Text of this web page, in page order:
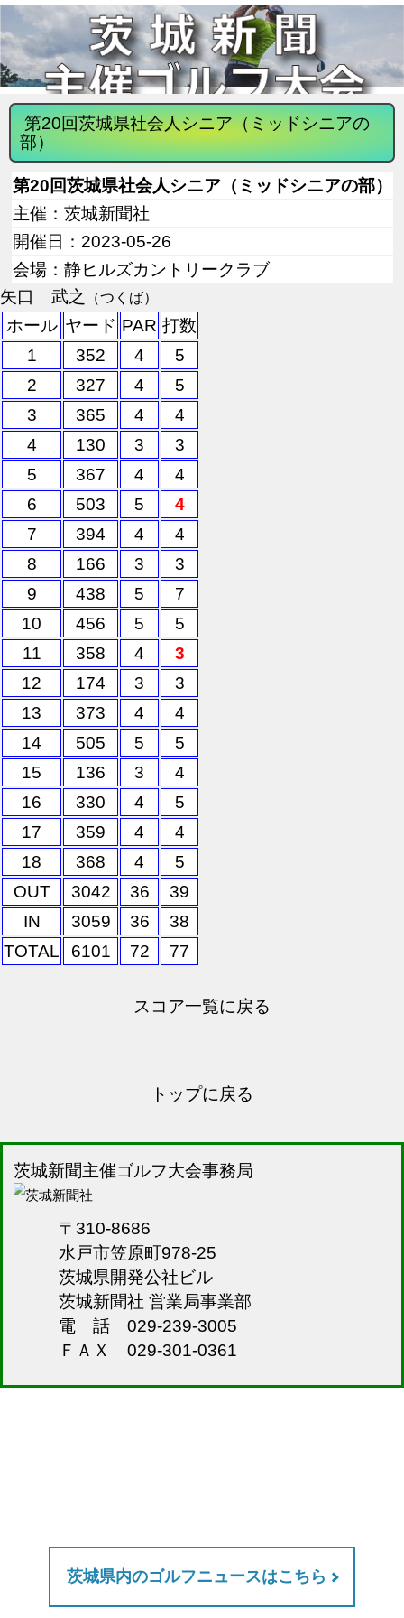
第20回茨城県社会人シニア（ミッドシニアの
部）
第20回茨城県社会人シニア（ミッドシニアの部）
主催：茨城新聞社
開催日：2023-05-26
会場：静ヒルズカントリークラブ
矢口 武之
（つくば）
ホール ヤード PAR 打数
1
352 4
5
2
327 4
5
3
365 4
4
4
130 3
3
5
367 4
4
6
503 5
4
7
394 4
4
8
166 3
3
9
438 5
7
10
456 5
5
11
358 4
3
12
174 3
3
13
373 4
4
14
505 5
5
15
136 3
4
16
330 4
5
17
359 4
4
18
368 4
5
OUT
3042 36
39
IN
3059 36
38
TOTAL
6101 72 77
スコア一覧に戻る
トップに戻る
茨城新聞主催ゴルフ大会事務局
〒310-8686
水戸市笠原町978-25
茨城県開発公社ビル
茨城新聞社 営業局事業部
電 話 029-239-3005
ＦＡＸ 029-301-0361
茨城県内のゴルフニュースはこちら